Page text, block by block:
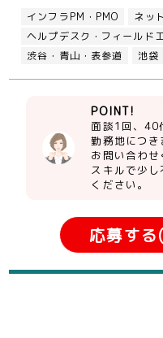
インフラPM・PMO
ネッ
ヘルプデスク・フィールド
渋谷・青山・表参道
池袋
POINT!
面談1回、40
勤務地につき
お問い合わせ
スキルで少
ください。
応募す